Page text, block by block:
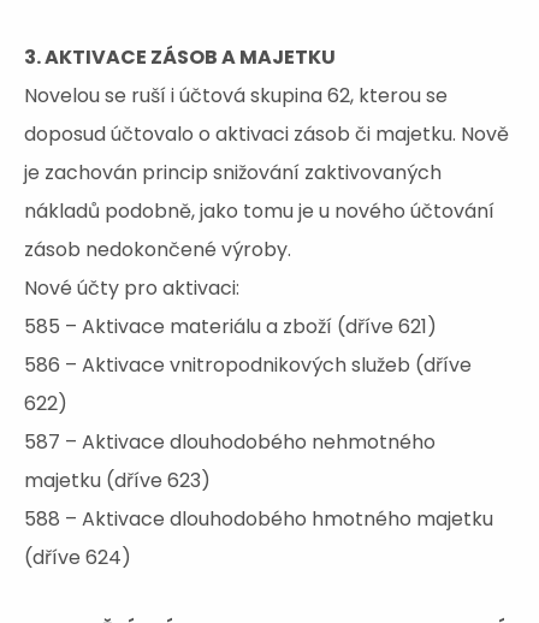
3. AKTIVACE ZÁSOB A MAJETKU
Novelou se ruší i účtová skupina 62, kterou se
doposud účtovalo o aktivaci zásob či majetku. Nově
je zachován princip snižování zaktivovaných
nákladů podobně, jako tomu je u nového účtování
zásob nedokončené výroby.
Nové účty pro aktivaci:
585 – Aktivace materiálu a zboží (dříve 621)
586 – Aktivace vnitropodnikových služeb (dříve
622)
587 – Aktivace dlouhodobého nehmotného
majetku (dříve 623)
588 – Aktivace dlouhodobého hmotného majetku
(dříve 624)